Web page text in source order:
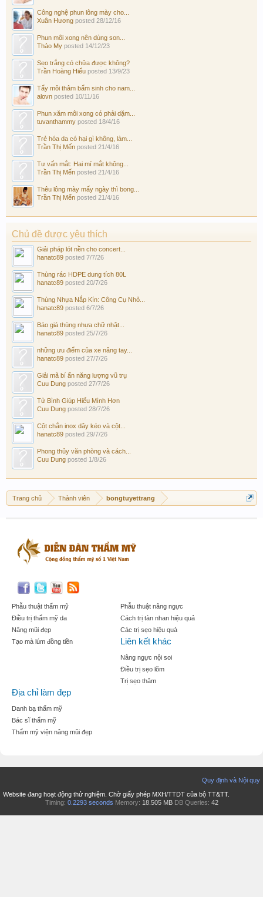
Công nghệ phun lông mày cho...
Xuân Hương posted 28/12/16
Phun môi xong nên dùng son...
Thảo My posted 14/12/23
Sẹo trắng có chữa được không?
Trần Hoàng Hiếu posted 13/9/23
Tẩy môi thâm bẩm sinh cho nam...
alovn posted 10/11/16
Phun xăm môi xong có phải dặm...
tuvanthammy posted 18/4/16
Trẻ hóa da có hại gì không, làm...
Trần Thị Mến posted 21/4/16
Tư vấn mắt: Hai mí mắt không...
Trần Thị Mến posted 21/4/16
Thêu lông mày mấy ngày thì bong...
Trần Thị Mến posted 21/4/16
Chủ đề được yêu thích
Giải pháp lót nền cho concert...
hanatc89 posted 7/7/26
Thùng rác HDPE dung tích 80L
hanatc89 posted 20/7/26
Thùng Nhựa Nắp Kín: Công Cụ Nhỏ...
hanatc89 posted 6/7/26
Báo giá thùng nhựa chữ nhật...
hanatc89 posted 25/7/26
những ưu điểm của xe nâng tay...
hanatc89 posted 27/7/26
Giải mã bí ẩn năng lượng vũ trụ
Cuu Dung posted 27/7/26
Tử Bình Giúp Hiểu Mình Hơn
Cuu Dung posted 28/7/26
Cột chắn inox dây kéo và cột...
hanatc89 posted 29/7/26
Phong thủy văn phòng và cách...
Cuu Dung posted 1/8/26
Trang chủ Thành viên bongtuyettrang
Phẫu thuật thẩm mỹ
Điều trị thẩm mỹ da
Nâng mũi đẹp
Tạo mà lúm đồng tiền
Phẫu thuật nâng ngực
Cách trị tàn nhan hiệu quả
Các trị sẹo hiệu quả
Liên kết khác
Nâng ngực nội soi
Điều trị sẹo lõm
Trị sẹo thâm
Địa chỉ làm đẹp
Danh bạ thẩm mỹ
Bác sĩ thẩm mỹ
Thẩm mỹ viện nâng mũi đẹp
Quy định và Nội quy
Website đang hoạt động thử nghiệm. Chờ giấy phép MXH/TTDT của bộ TT&TT.
Timing: 0.2293 seconds Memory: 18.505 MB DB Queries: 42